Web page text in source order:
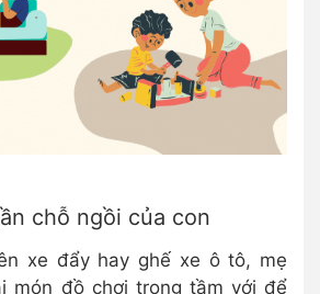
chỗ ngồi của con
xe đẩy hay ghế xe ô tô, mẹ
món đồ chơi trong tầm với để